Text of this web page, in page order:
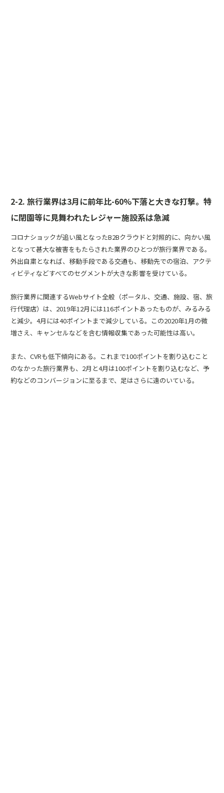
2-2. 旅行業界は3月に前年比-60%下落と大きな打撃。特
に閉園等に見舞われたレジャー施設系は急減
コロナショックが追い風となったB2Bクラウドと対照的に、向かい風
となって甚大な被害をもたらされた業界のひとつが旅行業界である。
外出自粛となれば、移動手段である交通も、移動先での宿泊、アクテ
ィビティなどすべてのセグメントが大きな影響を受けている。
旅行業界に関連するWebサイト全般（ポータル、交通、施設、宿、旅
行代理店）は、2019年12月には116ポイントあったものが、みるみる
と減少。4月には40ポイントまで減少している。この2020年1月の微
増さえ、キャンセルなどを含む情報収集であった可能性は高い。
また、CVRも低下傾向にある。これまで100ポイントを割り込むこと
のなかった旅行業界も、2月と4月は100ポイントを割り込むなど、予
約などのコンバージョンに至るまで、足はさらに遠のいている。